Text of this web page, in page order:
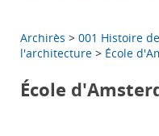
Archirès > 001 Histoire
l'architecture > École
École